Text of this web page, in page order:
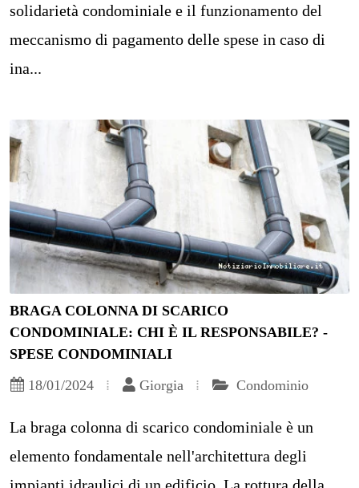
solidarietà condominiale e il funzionamento del
meccanismo di pagamento delle spese in caso di
ina...
BRAGA COLONNA DI SCARICO
CONDOMINIALE: CHI È IL RESPONSABILE? -
SPESE CONDOMINIALI
18/01/2024
Giorgia Condominio
La braga colonna di scarico condominiale è un
elemento fondamentale nell'architettura degli